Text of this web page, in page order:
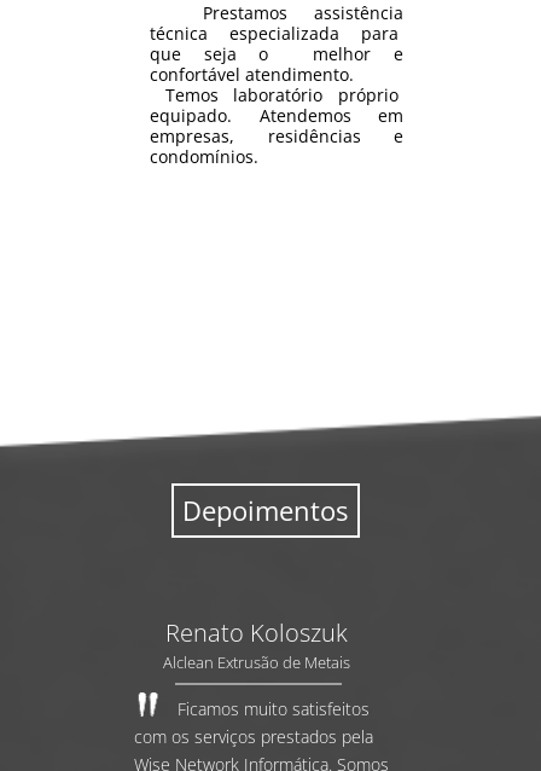
Prestamos assistência
técnica especializada para
que seja o melhor e
confortável atendimento.
Temos laboratório próprio
equipado. Atendemos em
empresas, residências e
condomínios.
Depoimentos
Renato Koloszuk
Alclean Extrusão de Metais
Ficamos muito satisfeitos
com os serviços prestados pela
Wise Network Informática. Somos